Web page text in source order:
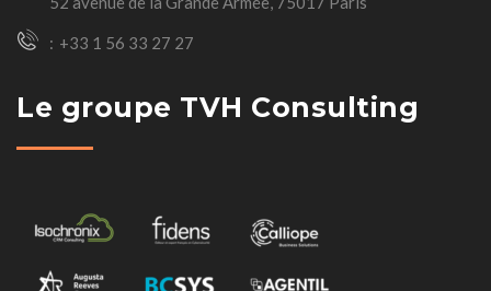
+33 1 56 33 27 27
Le groupe TVH Consulting